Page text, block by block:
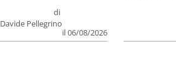
di
Davide Pellegrino
il 06/08/2026